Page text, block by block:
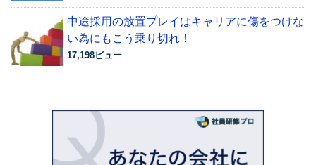
中途採用の放置プレイはキャリアに傷をつけな
い為にもこう乗り切れ！
17,198ビュー